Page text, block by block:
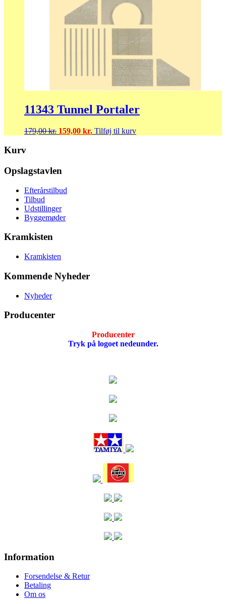
11343 Tunnel Portaler
179,00kr. Den
159,00 kr. Den
Tilføj til kurv
Kurv
Opslagstavlen
Efterårstilbud
Tilbud
Udstillinger
Byggemøder
Kramkisten
Kramkisten
Kommende Nyheder
Nyheder
Producenter
Producenter
Tryk på logoet nedeunder.
Information
Forsendelse & Retur
Betaling
Om os